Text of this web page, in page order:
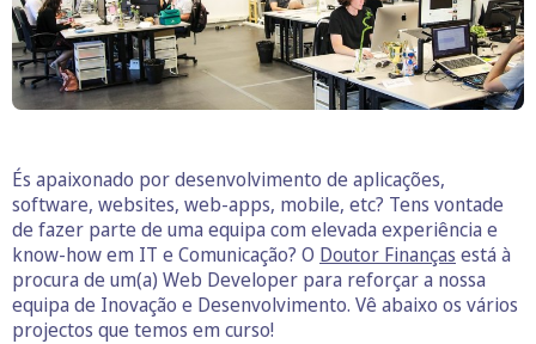
És apaixonado por desenvolvimento de aplicações,
software, websites, web-apps, mobile, etc? Tens vontade
de fazer parte de uma equipa com elevada experiência e
know-how em IT e Comunicação? O Doutor Finanças está à
procura de um(a) Web Developer para reforçar a nossa
equipa de Inovação e Desenvolvimento. Vê abaixo os vários
projectos que temos em curso!